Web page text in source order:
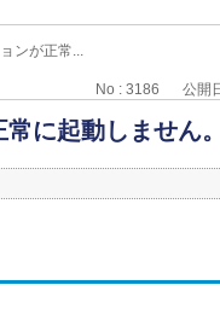
ンが正常...
No : 3186 公開
に起動しません。